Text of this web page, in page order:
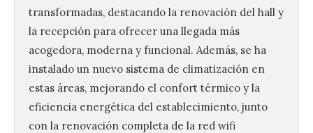
transformadas, destacando la renovación del hall y
la recepción para ofrecer una llegada más
acogedora, moderna y funcional. Además, se ha
instalado un nuevo sistema de climatización en
estas áreas, mejorando el confort térmico y la
eficiencia energética del establecimiento, junto
con la renovación completa de la red wifi